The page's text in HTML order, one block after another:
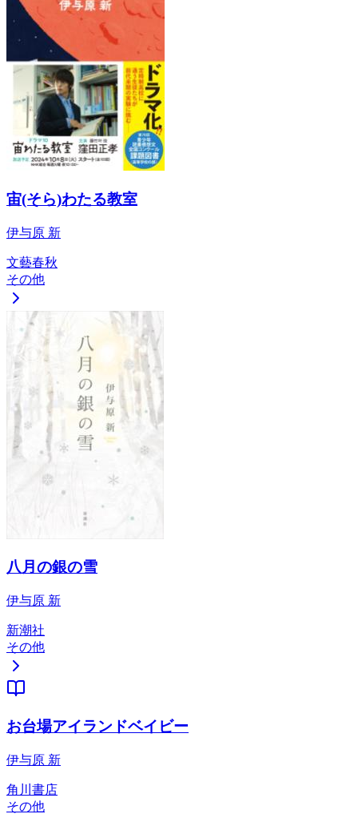
宙(そら)わたる教室
伊与原 新
文藝春秋
その他
八月の銀の雪
伊与原 新
新潮社
その他
お台場アイランドベイビー
伊与原 新
角川書店
その他